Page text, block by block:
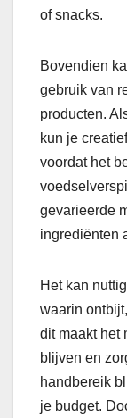
of snacks.
Bovendien
gebruik van
producten.
kun je
voordat het
gevarieerde
ingrediënten
Het kan
waarin
dit maakt het
blijven en
handbereik
je budget.